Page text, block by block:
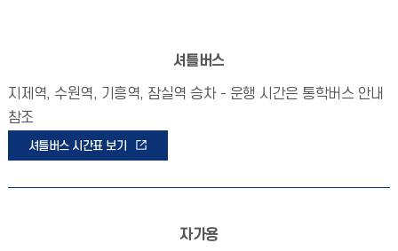
셔틀버스
지제역, 수원역, 기흥역, 잠실역 승차 - 운행 시간은 통학버스 안내
참조
셔틀버스 시간표 보기
자가용